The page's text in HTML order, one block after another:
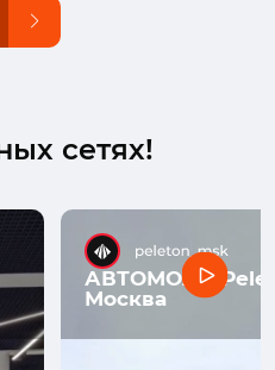
сетях!
АВТОМОЛЛ
Москва